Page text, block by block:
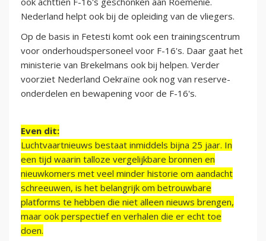
Nederland helpt ook bij de opleiding van de vliegers.
Op de basis in Fetesti komt ook een trainingscentrum
voor onderhoudspersoneel voor F-16's. Daar gaat het
ministerie van Brekelmans ook bij helpen. Verder
voorziet Nederland Oekraïne ook nog van reserve-
onderdelen en bewapening voor de F-16's.
Even dit:
Luchtvaartnieuws bestaat inmiddels bijna 25 jaar. In
een tijd waarin talloze vergelijkbare bronnen en
nieuwkomers met veel minder historie om aandacht
schreeuwen, is het belangrijk om betrouwbare
platforms te hebben die niet alleen nieuws brengen,
maar ook perspectief en verhalen die er echt toe
doen.